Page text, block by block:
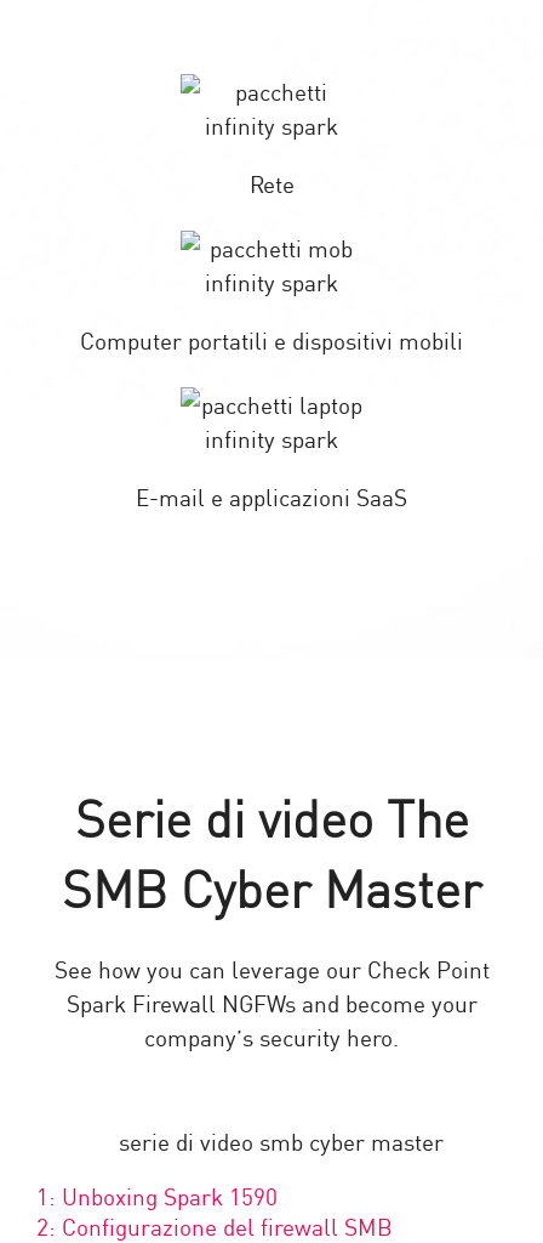
Rete
Computer portatili e dispositivi mobili
E-mail e applicazioni SaaS
Serie di video The
SMB Cyber Master
See how you can leverage our Check Point
Spark Firewall NGFWs and become your
company’s security hero.
1: Unboxing Spark 1590
2: Configurazione del firewall SMB